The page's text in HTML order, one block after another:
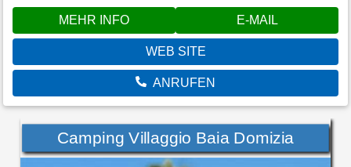
MEHR INFO E-MAIL
WEB SITE
ANRUFEN
Camping Villaggio Baia Domizia